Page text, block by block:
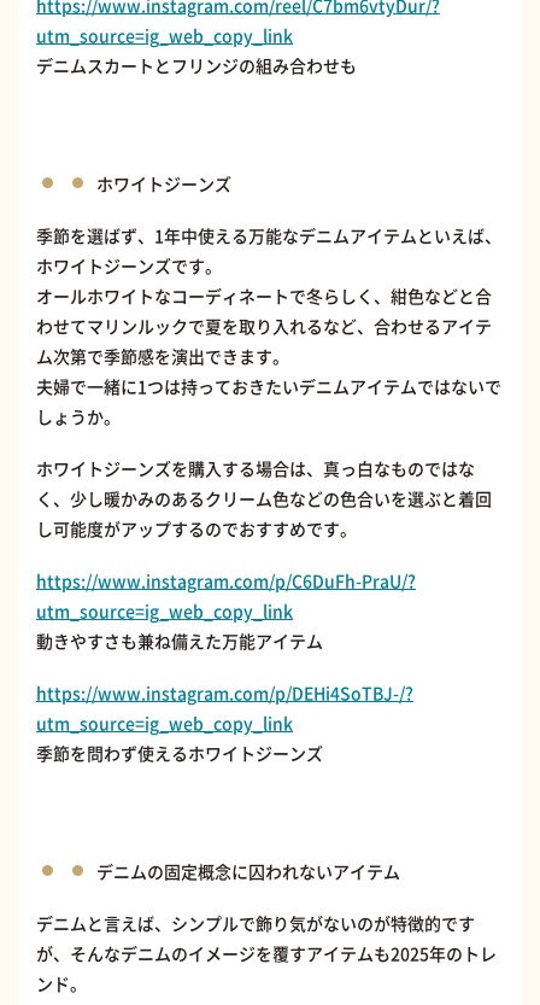
utm_source=ig_web_copy_link
デニムスカートとフリンジの組み合わせも
ホワイトジーンズ
季節を選ばず、1年中使える万能なデニムアイテムといえば、
ホワイトジーンズです。
オールホワイトなコーディネートで冬らしく、紺色などと合
わせてマリンルックで夏を取り入れるなど、合わせるアイテ
ム次第で季節感を演出できます。
夫婦で一緒に1つは持っておきたいデニムアイテムではないで
しょうか。
ホワイトジーンズを購入する場合は、真っ白なものではな
く、少し暖かみのあるクリーム色などの色合いを選ぶと着回
し可能度がアップするのでおすすめです。
https://www.instagram.com/p/C6DuFh-PraU/?
utm_source=ig_web_copy_link
動きやすさも兼ね備えた万能アイテム
https://www.instagram.com/p/DEHi4SoTBJ-/?
utm_source=ig_web_copy_link
季節を問わず使えるホワイトジーンズ
デニムの固定概念に囚われないアイテム
デニムと言えば、シンプルで飾り気がないのが特徴的です
が、そんなデニムのイメージを覆すアイテムも2025年のトレ
ンド。